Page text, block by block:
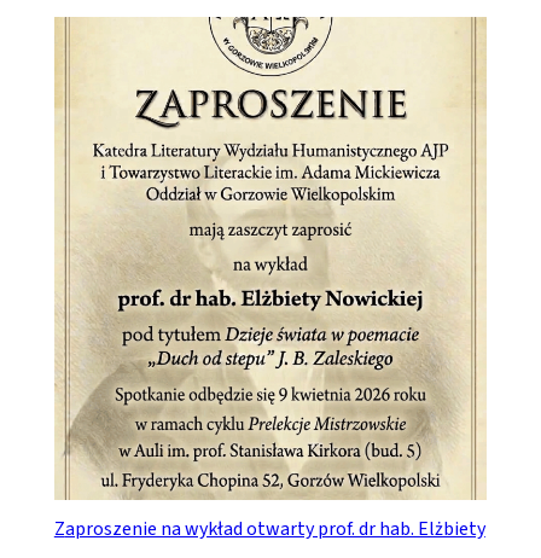
Zaproszenie na wykład otwarty prof. dr hab. Elżbiety